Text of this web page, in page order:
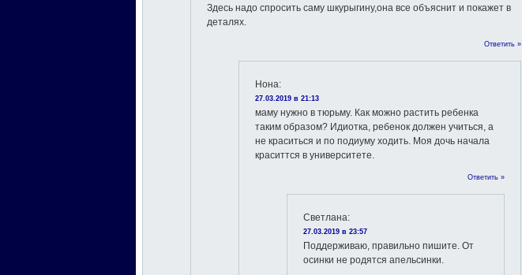
Здесь надо спросить саму шкурыгину,она все объяснит и покажет в
деталях.
Ответить »
Нона:
27.03.2019 в 21:13
маму нужно в тюрьму. Как можно растить ребенка
таким образом? Идиотка, ребенок должен учиться, а
не краситься и по подиуму ходить. Моя дочь начала
краситтся в университете.
Ответить »
Светлана:
27.03.2019 в 23:57
Поддерживаю, правильно пишите. От
осинки не родятся апельсинки.